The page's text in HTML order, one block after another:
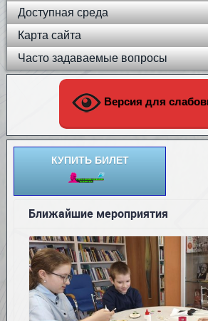
Доступная среда
Карта сайта
Часто задаваемые вопросы
Версия для
КУПИТЬ БИЛЕТ